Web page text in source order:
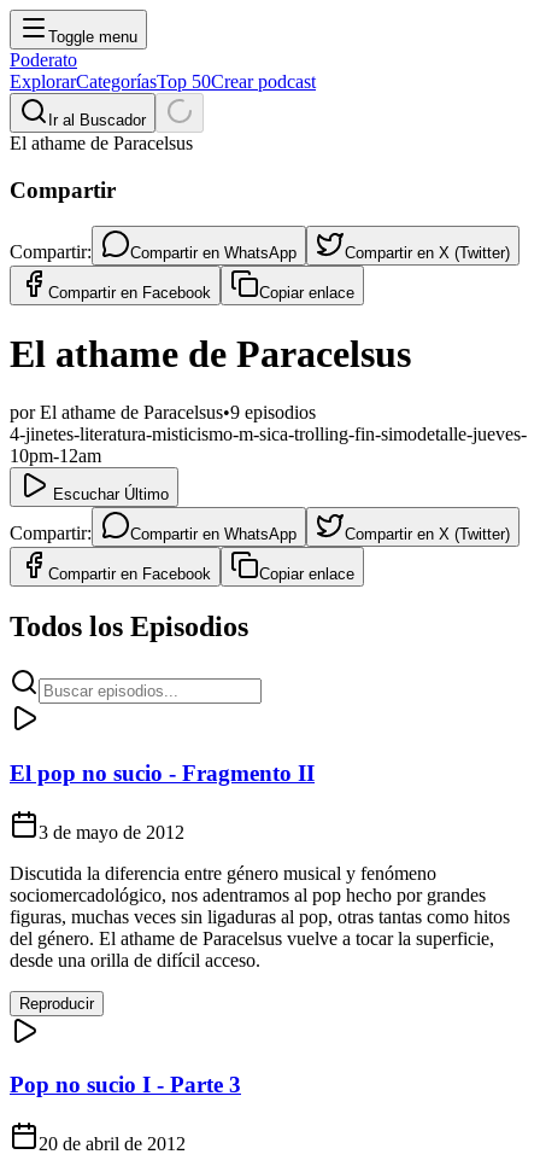
Toggle menu
Poderato
ExplorarCategoríasTop 50Crear podcast
Ir al Buscador
El athame de Paracelsus
Compartir
Compartir: Compartir en WhatsApp Compartir en X (Twitter)
Compartir en Facebook Copiar enlace
El athame de Paracelsus
porEl athame de Paracelsus•9 episodios
4-jinetes-literatura-misticismo-m-sica-trolling-fin-simodetalle-jueves-
10pm-12am
Escuchar Último
Compartir: Compartir en WhatsApp Compartir en X (Twitter)
Compartir en Facebook Copiar enlace
Todos los Episodios
El pop no sucio - Fragmento II
3 de mayo de 2012
Discutida la diferencia entre género musical y fenómeno
sociomercadológico, nos adentramos al pop hecho por grandes
figuras, muchas veces sin ligaduras al pop, otras tantas como hitos
del género. El athame de Paracelsus vuelve a tocar la superficie,
desde una orilla de difícil acceso.
Reproducir
Pop no sucio I - Parte 3
20 de abril de 2012